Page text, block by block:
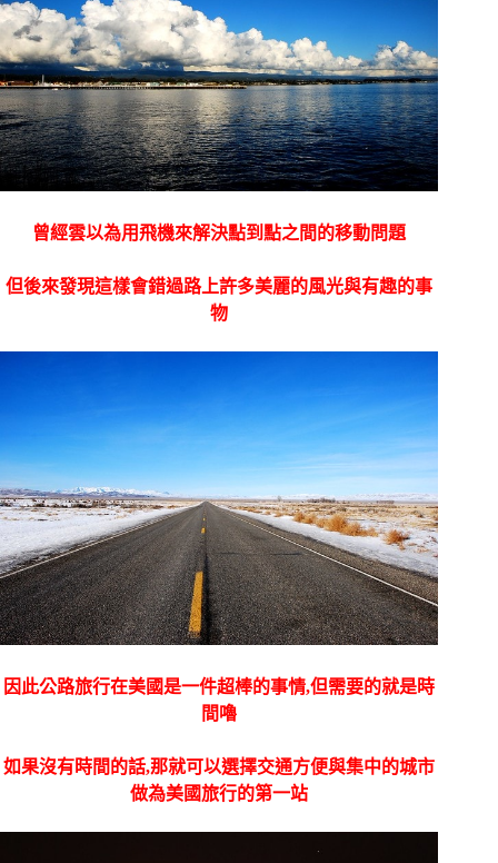
曾經雲以為用飛機來解決點到點之間的移動問題
但後來發現這樣會錯過路上許多美麗的風光與有趣的事
物
因此公路旅行在美國是一件超棒的事情,但需要的就是時
間嚕
如果沒有時間的話,那就可以選擇交通方便與集中的城市
做為美國旅行的第一站